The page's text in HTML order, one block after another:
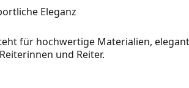
Eleganz
für hochwertige Materialien,
und Reiter.